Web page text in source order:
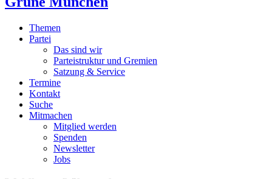
Themen
Partei
Das sind wir
Parteistruktur und Gremien
Satzung & Service
Termine
Kontakt
Suche
Mitmachen
Mitglied werden
Spenden
Newsletter
Jobs